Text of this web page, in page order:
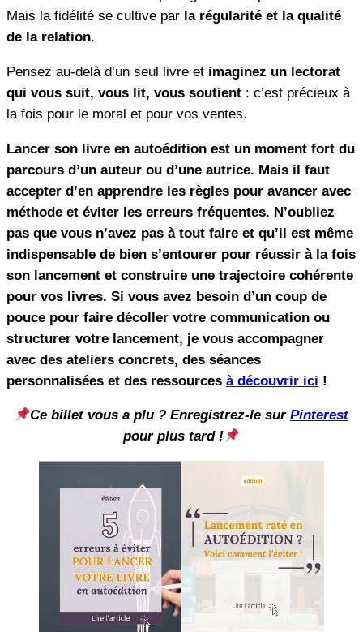
Mais la fidélité se cultive par la régularité et la qualité
de la relation.
Pensez au-delà d’un seul livre et imaginez un lectorat
qui vous suit, vous lit, vous soutient : c’est précieux à
la fois pour le moral et pour vos ventes.
Lancer son livre en autoédition est un moment fort du
parcours d’un auteur ou d’une autrice. Mais il faut
accepter d’en apprendre les règles pour avancer avec
méthode et éviter les erreurs fréquentes. N’oubliez
pas que vous n’avez pas à tout faire et qu’il est même
indispensable de bien s’entourer pour réussir à la fois
son lancement et construire une trajectoire cohérente
pour vos livres. Si vous avez besoin d’un coup de
pouce pour faire décoller votre communication ou
structurer votre lancement, je vous accompagner
avec des ateliers concrets, des séances
personnalisées et des ressources à découvrir ici !
Ce billet vous a plu ? Enregistrez-le surPinterest
pour plus tard !